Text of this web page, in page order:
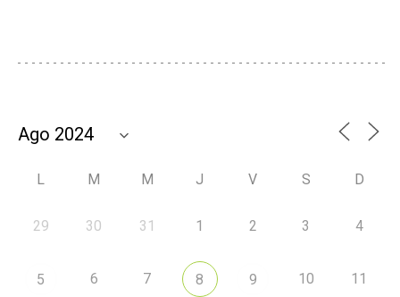
L M M J V S D
29 30 31 1 2 3 4
5 6 7 8 9 10 11